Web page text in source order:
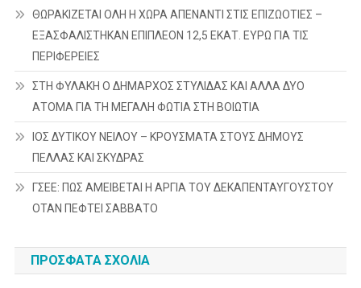
ΘΩΡΑΚΙΖΕΤΑΙ ΟΛΗ Η ΧΩΡΑ ΑΠΕΝΑΝΤΙ ΣΤΙΣ ΕΠΙΖΩΟΤΙΕΣ –
ΕΞΑΣΦΑΛΙΣΤΗΚΑΝ ΕΠΙΠΛΕΟΝ 12,5 ΕΚΑΤ. ΕΥΡΩ ΓΙΑ ΤΙΣ
ΠΕΡΙΦΕΡΕΙΕΣ
ΣΤΗ ΦΥΛΑΚΗ Ο ΔΗΜΑΡΧΟΣ ΣΤΥΛΙΔΑΣ ΚΑΙ ΑΛΛΑ ΔΥΟ
ΑΤΟΜΑ ΓΙΑ ΤΗ ΜΕΓΑΛΗ ΦΩΤΙΑ ΣΤΗ ΒΟΙΩΤΙΑ
ΙΟΣ ΔΥΤΙΚΟΥ ΝΕΙΛΟΥ – ΚΡΟΥΣΜΑΤΑ ΣΤΟΥΣ ΔΗΜΟΥΣ
ΠΕΛΛΑΣ ΚΑΙ ΣΚΥΔΡΑΣ
ΓΣΕΕ: ΠΩΣ ΑΜΕΙΒΕΤΑΙ Η ΑΡΓΙΑ ΤΟΥ ΔΕΚΑΠΕΝΤΑΥΓΟΥΣΤΟΥ
ΟΤΑΝ ΠΕΦΤΕΙ ΣΑΒΒΑΤΟ
ΠΡΌΣΦΑΤΑ ΣΧΌΛΙΑ